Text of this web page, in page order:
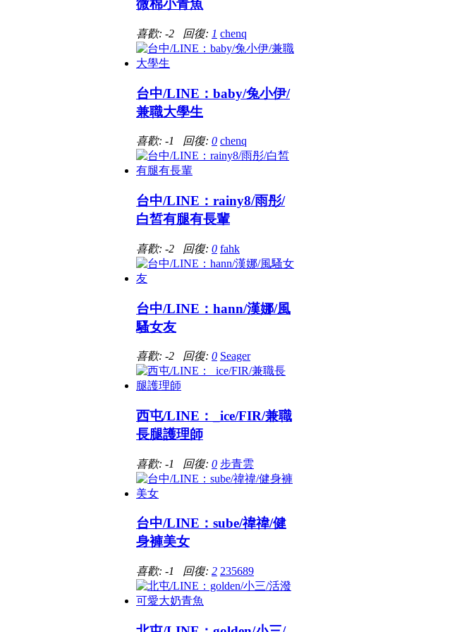
微棉小青魚
喜歡: -2 回復: 1 chenq
台中/LINE：baby/兔小伊/
兼職大學生
喜歡: -1 回復: 0 chenq
台中/LINE：rainy8/雨彤/
白皙有腿有長輩
喜歡: -2 回復: 0 fahk
台中/LINE：hann/漢娜/風
騷女友
喜歡: -2 回復: 0 Seager
西屯/LINE：_ice/FIR/兼職
長腿護理師
喜歡: -1 回復: 0 步青雲
台中/LINE：sube/禕禕/健
身褲美女
喜歡: -1 回復: 2 235689